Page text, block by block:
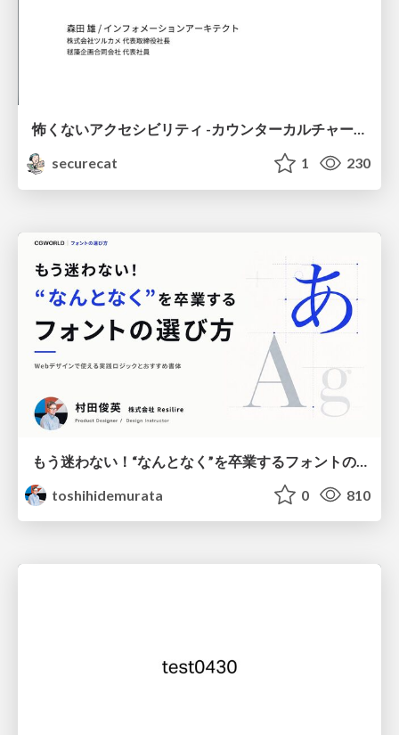
怖くないアクセシビリティ -カウンターカルチャーとしてのアッカン東京-
securecat
1 230
toshihidemurata
0 810